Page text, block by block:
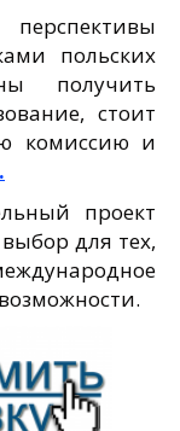
польских
получить
стоит
комиссию и
проект
для тех,